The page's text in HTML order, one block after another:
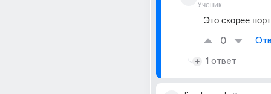
Ученик
Это скорее
0
1 ответ